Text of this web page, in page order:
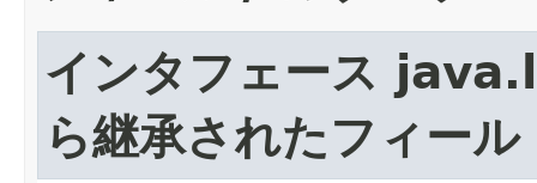
インタフェース
ら継承されたフィール